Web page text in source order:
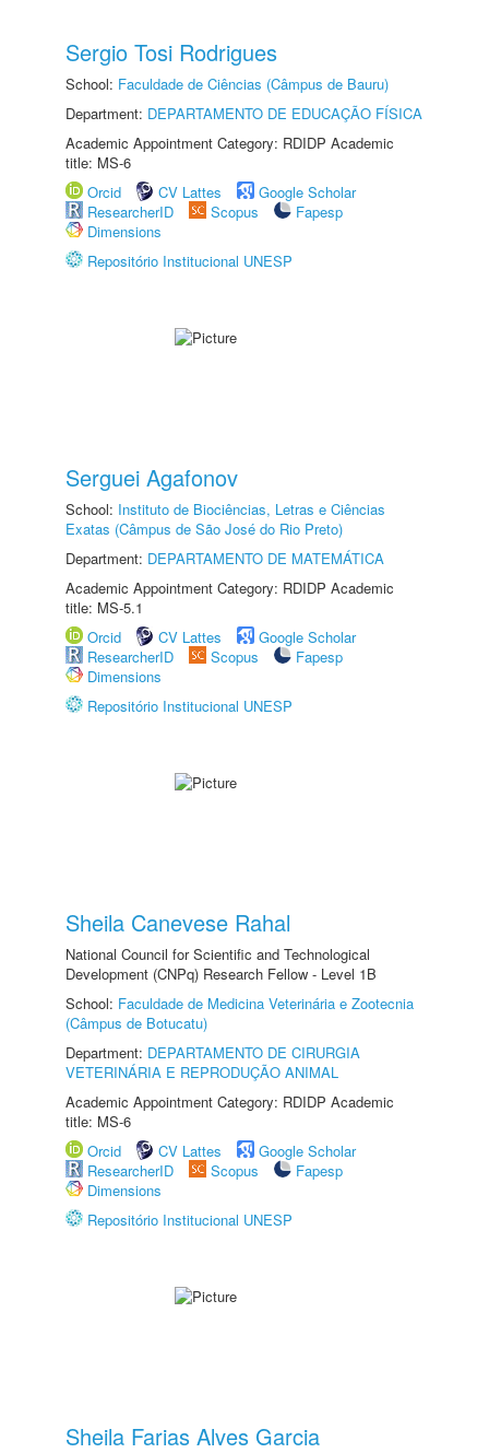
Sergio Tosi Rodrigues
School: Faculdade de Ciências (Câmpus de Bauru)
Department: DEPARTAMENTO DE EDUCAÇÃO FÍSICA
Academic Appointment Category: RDIDP Academic
title: MS-6
Orcid
CV Lattes
Google Scholar
ResearcherID
Scopus
Fapesp
Dimensions
Repositório Institucional UNESP
Serguei Agafonov
School: Instituto de Biociências, Letras e Ciências
Exatas (Câmpus de São José do Rio Preto)
Department: DEPARTAMENTO DE MATEMÁTICA
Academic Appointment Category: RDIDP Academic
title: MS-5.1
Orcid
CV Lattes
Google Scholar
ResearcherID
Scopus
Fapesp
Dimensions
Repositório Institucional UNESP
Sheila Canevese Rahal
National Council for Scientific and Technological
Development (CNPq) Research Fellow - Level 1B
School: Faculdade de Medicina Veterinária e Zootecnia
(Câmpus de Botucatu)
Department: DEPARTAMENTO DE CIRURGIA
VETERINÁRIA E REPRODUÇÃO ANIMAL
Academic Appointment Category: RDIDP Academic
title: MS-6
Orcid
CV Lattes
Google Scholar
ResearcherID
Scopus
Fapesp
Dimensions
Repositório Institucional UNESP
Sheila Farias Alves Garcia